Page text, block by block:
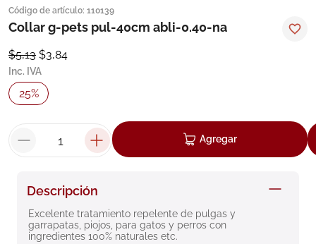
Código de artículo: 110139
Collar g-pets pul-40cm abli-0.40-na
$5,13 $3,84
Inc. IVA
25%
Agregar
Descripción
Excelente tratamiento repelente de pulgas y
garrapatas, piojos, para gatos y perros con
ingredientes 100% naturales etc.
1. eucerin
3 bioderma
4. pilexil
degraler
8. roche posay
9. nivea
10.pañales